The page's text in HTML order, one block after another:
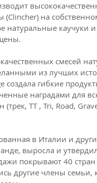
на
натуральные каучуки
смесей
из лучших
создала гибкие
наградами для
TT , Tri, Road,
в Италии и
выросла и
покрывают 40
другие члены семьи,